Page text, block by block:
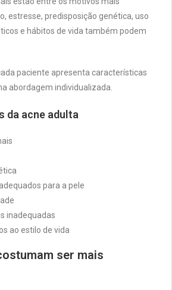
estresse, predisposição genética, uso
e hábitos de vida também podem
paciente apresenta características
abordagem individualizada.
da acne adulta
para a pele
inadequadas
ao estilo de vida
ser mais